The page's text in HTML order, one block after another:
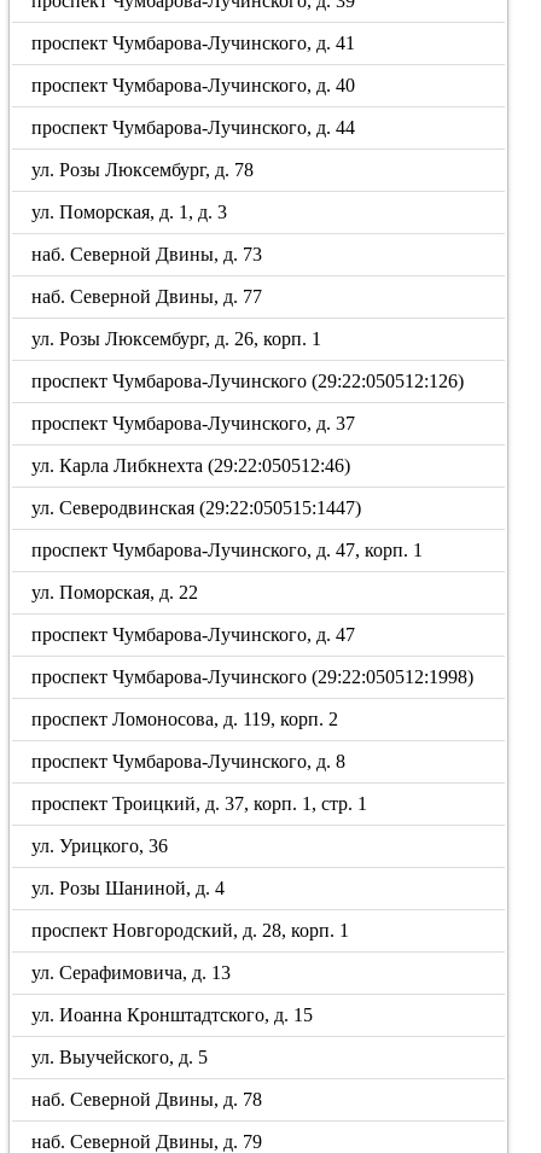
проспект Чумбарова-Лучинского, д. 41
проспект Чумбарова-Лучинского, д. 40
проспект Чумбарова-Лучинского, д. 44
ул. Розы Люксембург, д. 78
ул. Поморская, д. 1, д. 3
наб. Северной Двины, д. 73
наб. Северной Двины, д. 77
ул. Розы Люксембург, д. 26, корп. 1
проспект Чумбарова-Лучинского (29:22:050512:126)
проспект Чумбарова-Лучинского, д. 37
ул. Карла Либкнехта (29:22:050512:46)
ул. Северодвинская (29:22:050515:1447)
проспект Чумбарова-Лучинского, д. 47, корп. 1
ул. Поморская, д. 22
проспект Чумбарова-Лучинского, д. 47
проспект Чумбарова-Лучинского (29:22:050512:1998)
проспект Ломоносова, д. 119, корп. 2
проспект Чумбарова-Лучинского, д. 8
проспект Троицкий, д. 37, корп. 1, стр. 1
ул. Урицкого, 36
ул. Розы Шаниной, д. 4
проспект Новгородский, д. 28, корп. 1
ул. Серафимовича, д. 13
ул. Иоанна Кронштадтского, д. 15
ул. Выучейского, д. 5
наб. Северной Двины, д. 78
наб. Северной Двины, д. 79